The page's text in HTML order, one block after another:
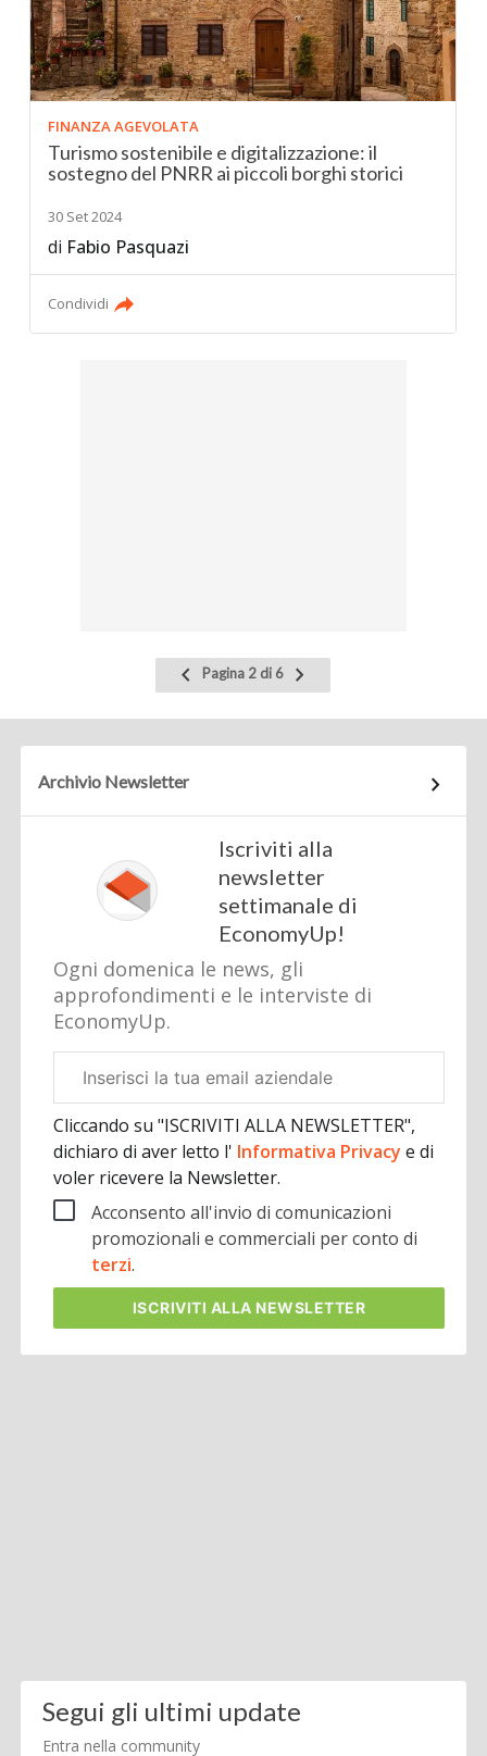
FINANZA AGEVOLATA
Turismo sostenibile e digitalizzazione: il
sostegno del PNRR ai piccoli borghi storici
30 Set 2024
di Fabio Pasquazi
Condividi
Pagina
precedente
Pagina 2 di 6
Pagina
successiva
Archivio Newsletter
Iscriviti alla
newsletter
settimanale di
EconomyUp!
Ogni domenica le news, gli
approfondimenti e le interviste di
EconomyUp.
aziendale
Cliccando su "ISCRIVITI ALLA NEWSLETTER",
dichiaro di aver letto l' Informativa Privacye di
voler ricevere la Newsletter.
Acconsento all'invio di comunicazioni
promozionali e commerciali per conto di
terzi.
ISCRIVITI ALLA NEWSLETTER
Segui gli ultimi update
Entra nella community